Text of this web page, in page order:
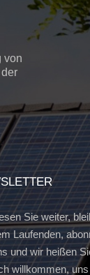
von
Sie weiter,
Laufenden,
und wir heißen
willkommen,